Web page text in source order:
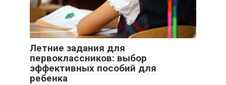
Летние задания для
первоклассников: выбор
эффективных пособий для
ребенка